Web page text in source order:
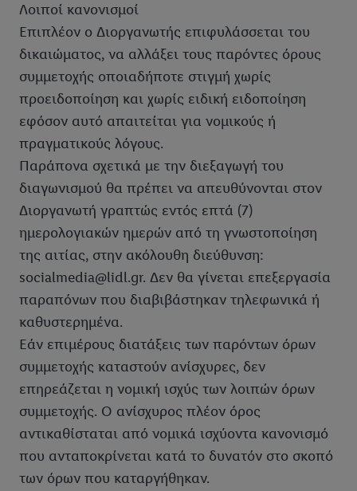
Λοιποί κανονισμοί
Επιπλέον ο Διοργανωτής επιφυλάσσεται του
δικαιώματος, να αλλάξει τους παρόντες όρους
συμμετοχής οποιαδήποτε στιγμή χωρίς
προειδοποίηση και χωρίς ειδική ειδοποίηση
εφόσον αυτό απαιτείται για νομικούς ή
πραγματικούς λόγους.
Παράπονα σχετικά με την διεξαγωγή του
διαγωνισμού θα πρέπει να απευθύνονται στον
Διοργανωτή γραπτώς εντός επτά (7)
ημερολογιακών ημερών από τη γνωστοποίηση
της αιτίας, στην ακόλουθη διεύθυνση:
socialmedia@lidl.gr. Δεν θα γίνεται επεξεργασία
παραπόνων που διαβιβάστηκαν τηλεφωνικά ή
καθυστερημένα.
Εάν επιμέρους διατάξεις των παρόντων όρων
συμμετοχής καταστούν ανίσχυρες, δεν
επηρεάζεται η νομική ισχύς των λοιπών όρων
συμμετοχής. Ο ανίσχυρος πλέον όρος
αντικαθίσταται από νομικά ισχύοντα κανονισμό
που ανταποκρίνεται κατά το δυνατόν στο σκοπό
των όρων που καταργήθηκαν.